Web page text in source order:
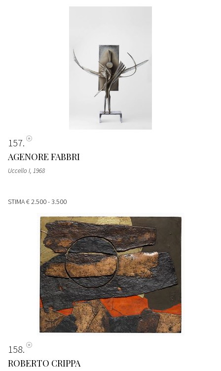
157
AGENORE FABBRI
Uccello I, 1968
STIMA€ 2.500 - 3.500
158
ROBERTO CRIPPA